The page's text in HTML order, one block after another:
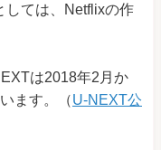
しては、Netflixの作
は2018年2月か
ます。（U-NEXT公